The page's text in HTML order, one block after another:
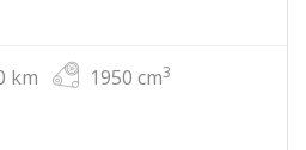
km 1950 cm3